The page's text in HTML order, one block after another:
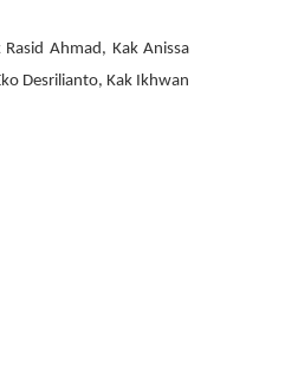
Ahmad, Kak Anissa
Desrilianto, Kak Ikhwan